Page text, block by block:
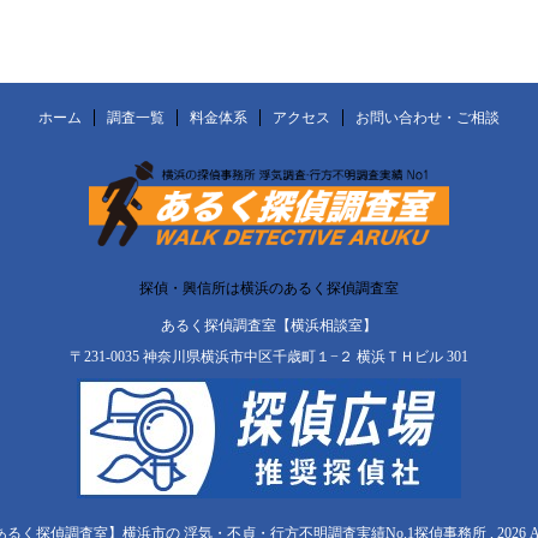
ホーム 調査一覧 料金体系 アクセス お問い合わせ・ご相談
探偵・興信所は横浜のあるく探偵調査室
あるく探偵調査室【横浜相談室】
〒231-0035 神奈川県横浜市中区千歳町１−２ 横浜ＴＨビル 301
く探偵調査室】横浜市の 浮気・不貞・行方不明調査実績No.1探偵事務所 , 2026